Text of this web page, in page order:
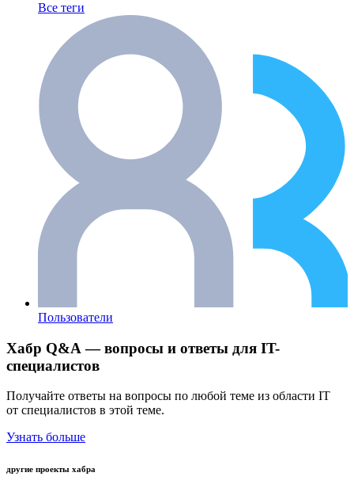
Все теги
Пользователи
Хабр Q&A — вопросы и ответы для IT-
специалистов
Получайте ответы на вопросы по любой теме из области IT
от специалистов в этой теме.
Узнать больше
другие проекты хабра